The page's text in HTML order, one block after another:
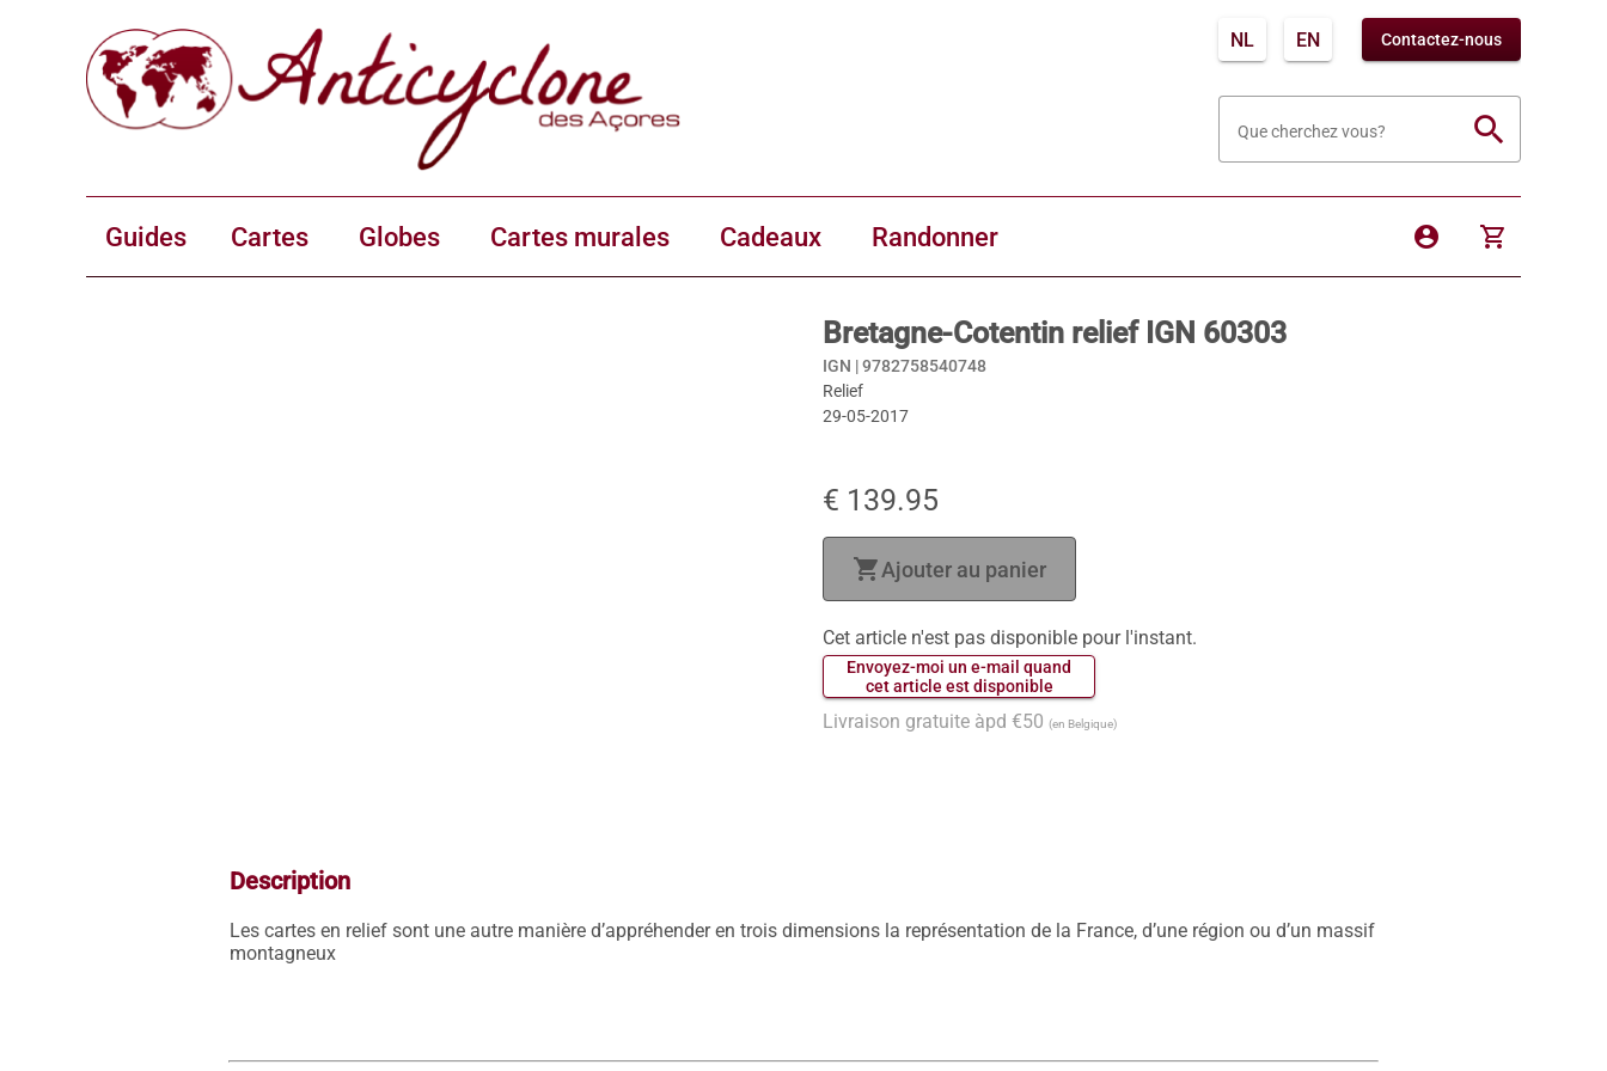
NL EN Contactez-nous
Que cherchez vous? search
Guides Cartes Globes Cartes murales Cadeaux Randonner account_circle shopping_cart
Bretagne-Cotentin relief IGN 60303
IGN |9782758540748
Relief
29-05-2017
€ 139.95
shopping_cartAjouter au panier
Cet article n'est pas disponible pour l'instant.
Envoyez-moi un e-mail quand
Livraison gratuite àpd €50 (en Belgique)
Description
Les cartes en relief sont une autre manière d’appréhender en trois dimensions la représentation de la France, d’une région ou d’un massif
montagneux